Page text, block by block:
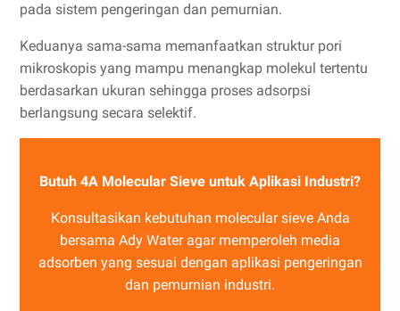
pada sistem pengeringan dan pemurnian.
Keduanya sama-sama memanfaatkan struktur pori
mikroskopis yang mampu menangkap molekul tertentu
berdasarkan ukuran sehingga proses adsorpsi
berlangsung secara selektif.
Butuh 4A Molecular Sieve untuk Aplikasi Industri?
Konsultasikan kebutuhan molecular sieve Anda
bersama Ady Water agar memperoleh media
adsorben yang sesuai dengan aplikasi pengeringan
dan pemurnian industri.